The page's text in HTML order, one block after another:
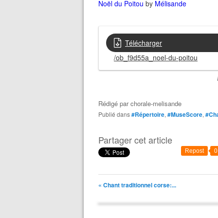
Noël du Poitou by Mélisande
Télécharger
/ob_f9d55a_noel-du-poitou
Rédigé parchorale-melisande
Publié dans#Répertoire, #MuseScore,
Partager cet article
Repost 0
« Chant traditionnel corse:...